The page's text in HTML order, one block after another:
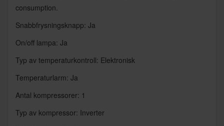
Snabbfrysningsknapp: Ja
On/off lampa: Ja
Typ av temperaturkontroll: Elektronisk
Temperaturlarm: Ja
Antal kompressorer: 1
Typ av kompressor: Inverter